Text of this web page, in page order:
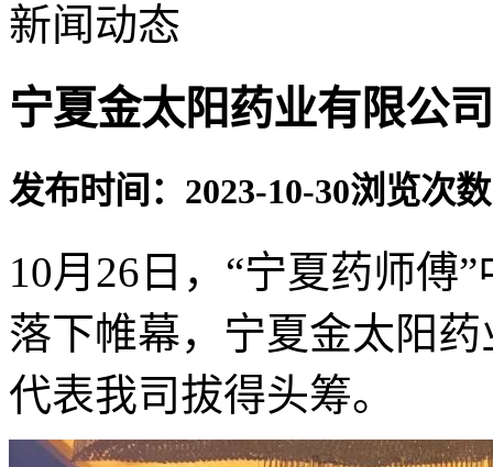
新闻动态
宁夏金太阳药业有限公
发布时间：2023-10-30浏览次
10月26日，“宁夏药师傅
落下帷幕，宁夏金太阳
代表我司拔得头筹。